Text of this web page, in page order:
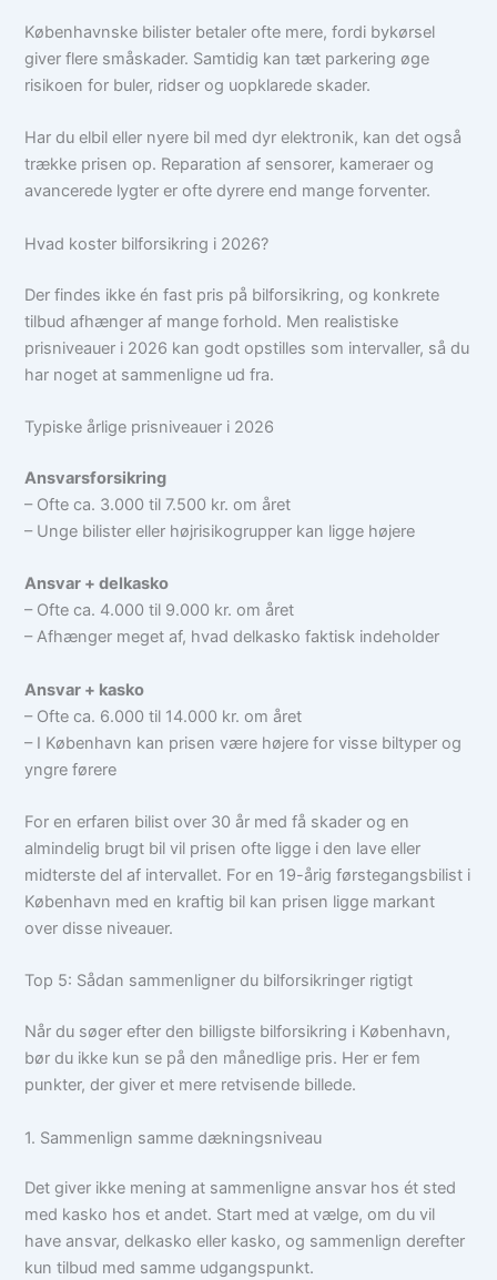
Københavnske bilister betaler ofte mere, fordi bykørsel
giver flere småskader. Samtidig kan tæt parkering øge
risikoen for buler, ridser og uopklarede skader.
Har du elbil eller nyere bil med dyr elektronik, kan det også
trække prisen op. Reparation af sensorer, kameraer og
avancerede lygter er ofte dyrere end mange forventer.
Hvad koster bilforsikring i 2026?
Der findes ikke én fast pris på bilforsikring, og konkrete
tilbud afhænger af mange forhold. Men realistiske
prisniveauer i 2026 kan godt opstilles som intervaller, så du
har noget at sammenligne ud fra.
Typiske årlige prisniveauer i 2026
Ansvarsforsikring
– Ofte ca. 3.000 til 7.500 kr. om året
– Unge bilister eller højrisikogrupper kan ligge højere
Ansvar + delkasko
– Ofte ca. 4.000 til 9.000 kr. om året
– Afhænger meget af, hvad delkasko faktisk indeholder
Ansvar + kasko
– Ofte ca. 6.000 til 14.000 kr. om året
– I København kan prisen være højere for visse biltyper og
yngre førere
For en erfaren bilist over 30 år med få skader og en
almindelig brugt bil vil prisen ofte ligge i den lave eller
midterste del af intervallet. For en 19-årig førstegangsbilist i
København med en kraftig bil kan prisen ligge markant
over disse niveauer.
Top 5: Sådan sammenligner du bilforsikringer rigtigt
Når du søger efter den billigste bilforsikring i København,
bør du ikke kun se på den månedlige pris. Her er fem
punkter, der giver et mere retvisende billede.
1. Sammenlign samme dækningsniveau
Det giver ikke mening at sammenligne ansvar hos ét sted
med kasko hos et andet. Start med at vælge, om du vil
have ansvar, delkasko eller kasko, og sammenlign derefter
kun tilbud med samme udgangspunkt.